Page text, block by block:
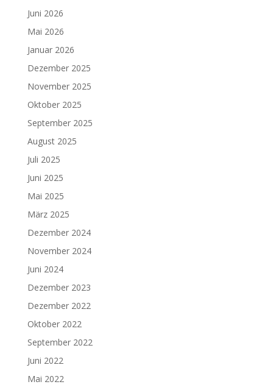
Juni 2026
Mai 2026
Januar 2026
Dezember 2025
November 2025
Oktober 2025
September 2025
August 2025
Juli 2025
Juni 2025
Mai 2025
März 2025
Dezember 2024
November 2024
Juni 2024
Dezember 2023
Dezember 2022
Oktober 2022
September 2022
Juni 2022
Mai 2022